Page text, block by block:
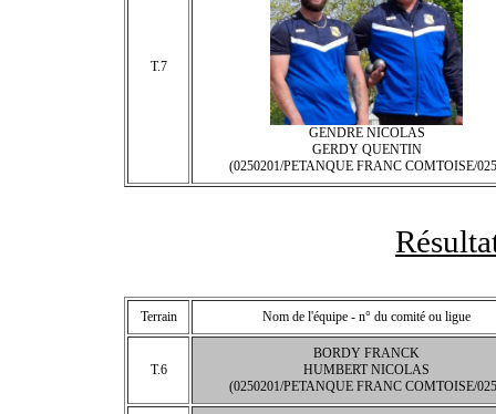
T.7
GENDRE NICOLAS
GERDY QUENTIN
(0250201/PETANQUE FRANC COMTOISE/
Terrain Nom de l'équipe - n° du comité ou ligue
T.6
BORDY FRANCK
HUMBERT NICOLAS
(0250201/PETANQUE FRANC COMTOISE/